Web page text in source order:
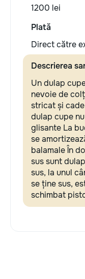
1200 lei
Plată
Direct către
Descrierea
Un dulap
nevoie de
stricat și
dulap cupe
glisante La
se
balamale În
sus sunt
sus, la unul
se ține sus,
schimbat